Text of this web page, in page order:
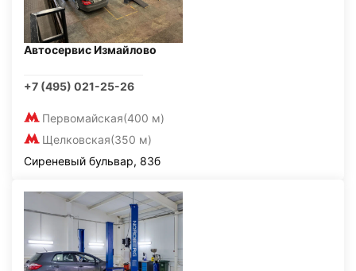
Автосервис Измайлово
+7 (495) 021-25-26
Первомайская(400 м)
Щелковская(350 м)
Сиреневый бульвар, 83б